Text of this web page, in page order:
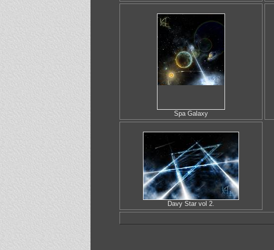
Spa Galaxy
Davy Star vol 2.